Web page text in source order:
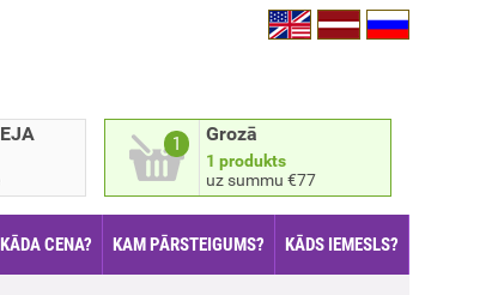
1 Grozā
1 produkts
uz summu €77
KĀDA CENA? KAM PĀRSTEIGUMS? KĀDS IEMESLS?